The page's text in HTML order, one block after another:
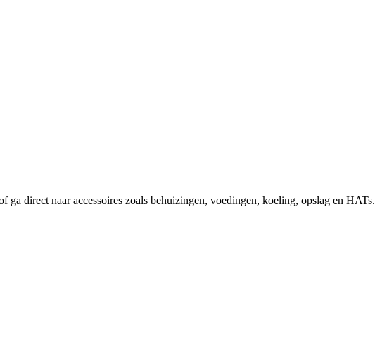
direct naar accessoires zoals behuizingen, voedingen, koeling, opslag en HATs.